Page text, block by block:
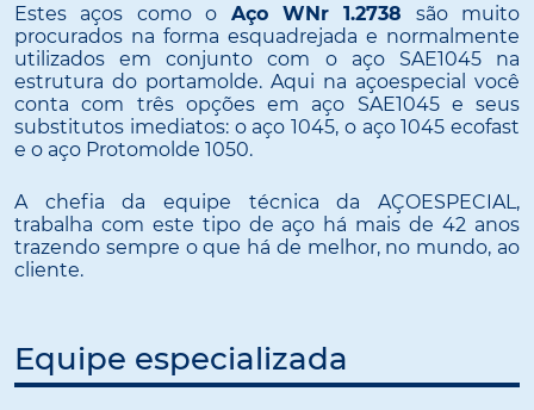
Estes aços como o Aço WNr 1.2738 são muito
procurados na forma esquadrejada e normalmente
utilizados em conjunto com o aço SAE1045 na
estrutura do portamolde. Aqui na açoespecial você
conta com três opções em aço SAE1045 e seus
substitutos imediatos: o aço 1045, o aço 1045 ecofast
e o aço Protomolde 1050.
A chefia da equipe técnica da AÇOESPECIAL,
trabalha com este tipo de aço há mais de 42 anos
trazendo sempre o que há de melhor, no mundo, ao
cliente.
Equipe especializada